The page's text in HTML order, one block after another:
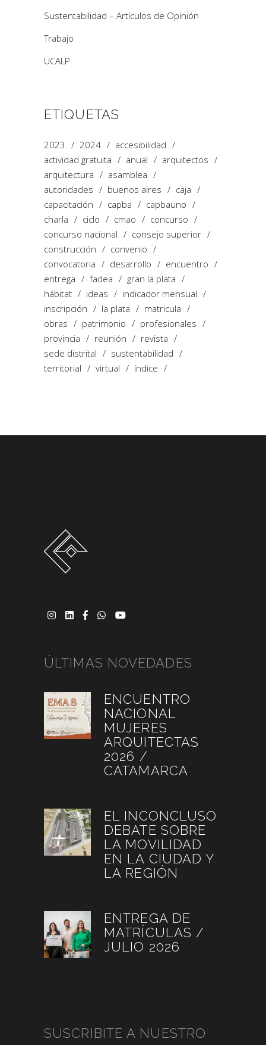
Sustentabilidad – Artículos de Opinión
Trabajo
UCALP
ETIQUETAS
2023 2024
accesibilidad
actividad gratuita
anual
arquitectos
arquitectura
asamblea
autoridades
buenos aires
caja
capacitación
capba
capbauno
charla
ciclo cmao
concurso
concurso nacional
consejo superior
construcción
convenio
convocatoria
desarrollo
encuentro
entrega
fadea
gran la plata
hábitat
ideas
indicador mensual
inscripción
la plata
matricula
obras
patrimonio
profesionales
provincia
reunión
revista
sede distrital
sustentabilidad
territorial
virtual índice
ÚLTIMAS NOVEDADES
ENCUENTRO
NACIONAL
MUJERES
ARQUITECTAS
2026 /
CATAMARCA
EL INCONCLUSO
DEBATE SOBRE
LA MOVILIDAD
EN LA CIUDAD Y
LA REGIÓN
ENTREGA DE
MATRÍCULAS /
JULIO 2026
SUSCRIBITE A NUESTRO